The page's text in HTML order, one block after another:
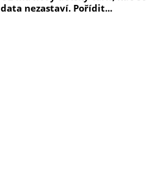
data nezastaví. Pořídit...